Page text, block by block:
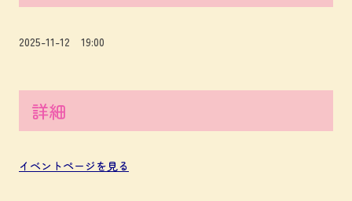
2025-11-12 19:00
詳細
イベントページを見る